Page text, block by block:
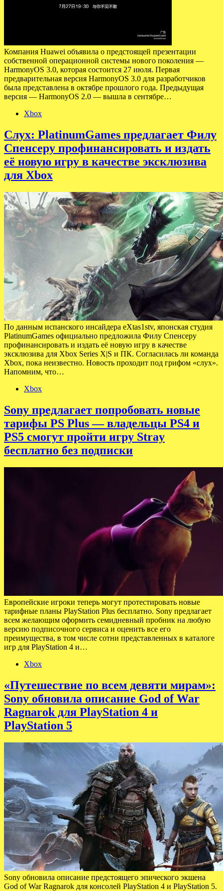
Компания Huawei объявила о предстоящей презентации
собственной операционной системы нового поколения —
HarmonyOS 3.0, которая состоится 27 июля. Первая
предварительная версия HarmonyOS 3.0 для разработчиков
была представлена в октябре прошлого года. Предыдущая
версия — HarmonyOS 2.0 — вышла в сентябре…
Xbox
Слух: PlatinumGames предлагает Филу
Спенсеру профинансировать и издать
её новую игру в качестве эксклюзива
для Xbox
По данным испанского инсайдера eXtas1stv, японская студия
PlatinumGames официально предложила Филу Спенсеру
профинансировать и издать её новую игру в качестве
эксклюзива для Xbox Series X|S и ПК. Согласилась ли команда
Xbox, пока неизвестно. Новость проходит под грифом «слух».
Напомним, что…
Xbox
Sony предлагает попробовать новые
тарифы PS Plus — владельцы PS4 и
PS5 смогут пройти игру Stray
бесплатно без подписки
Европейские игроки теперь могут протестировать новые
тарифные планы PlayStation Plus бесплатно. Sony предлагает
всем желающим оформить семидневный пробник на любую
версию подписочного сервиса и оценить все его
преимущества, в том числе сотни представленных в каталоге
игр для PlayStation 4 и…
Xbox
«Путешествие по всем девяти мирам»:
Sony обновила описание God of War
Ragnarok для PlayStation 4 и
PlayStation 5
Sony обновила описание предстоящего эпического экшена
God of War Ragnarok для консолей PlayStation 4 и PlayStation 5.